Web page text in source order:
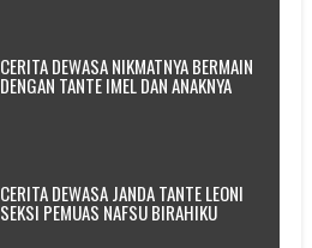
CERITA DEWASA NIKMATNYA BERMAIN
DENGAN TANTE IMEL DAN ANAKNYA
CERITA DEWASA JANDA TANTE LEONI
SEKSI PEMUAS NAFSU BIRAHIKU